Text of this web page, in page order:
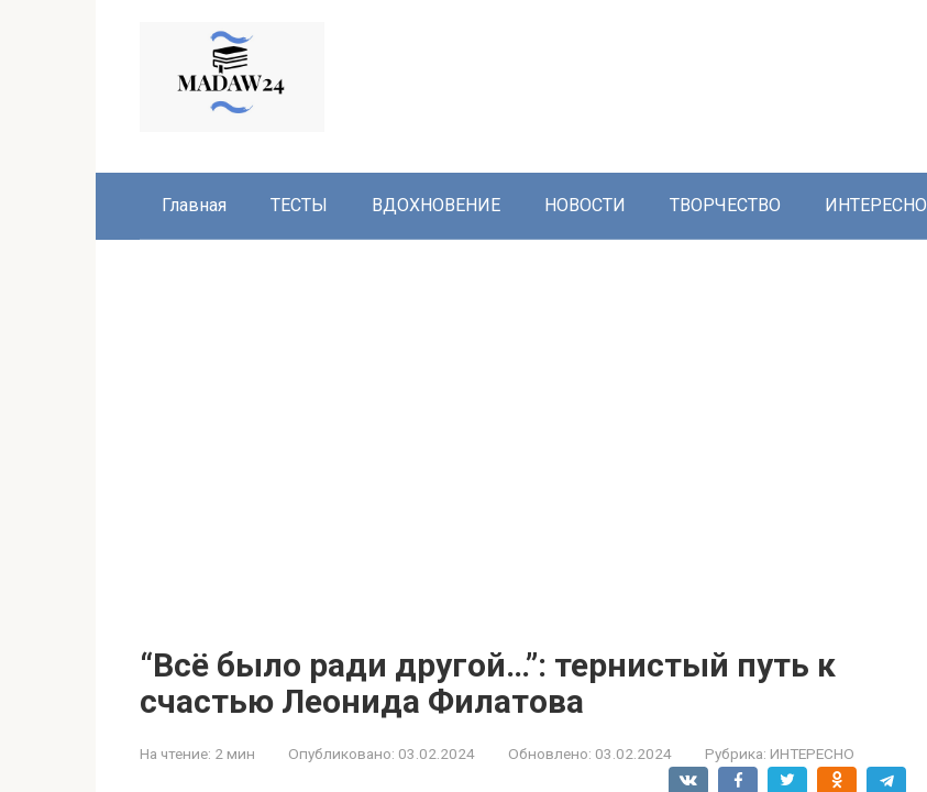
Главная ТЕСТЫ ВДОХНОВЕНИЕ НОВОСТИ ТВОРЧЕСТВО ИНТЕРЕСНО
“Всё было ради другой…”: тернистый путь к
счастью Леонида Филатова
На чтение: 2 мин Опубликовано: 03.02.2024 Обновлено: 03.02.2024 Рубрика: ИНТЕРЕСНО